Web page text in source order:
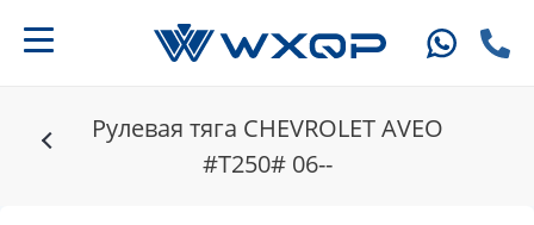
Рулевая тяга CHEVROLET AVEO
#T250# 06--